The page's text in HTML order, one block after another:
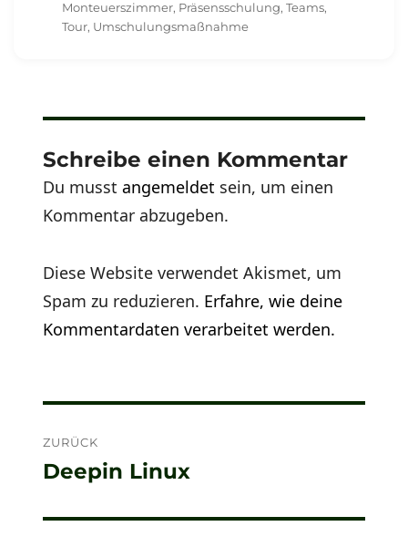
Monteuerszimmer, Präsensschulung,Teams,
Tour, Umschulungsmaßnahme
Schreibe einen Kommentar
Du musstangemeldet sein, um einen
Kommentar abzugeben.
Diese Website verwendet Akismet, um
Spam zu reduzieren. Erfahre, wie deine
Kommentardaten verarbeitet werden.
ZURÜCK
Vorheriger
Deepin Linux